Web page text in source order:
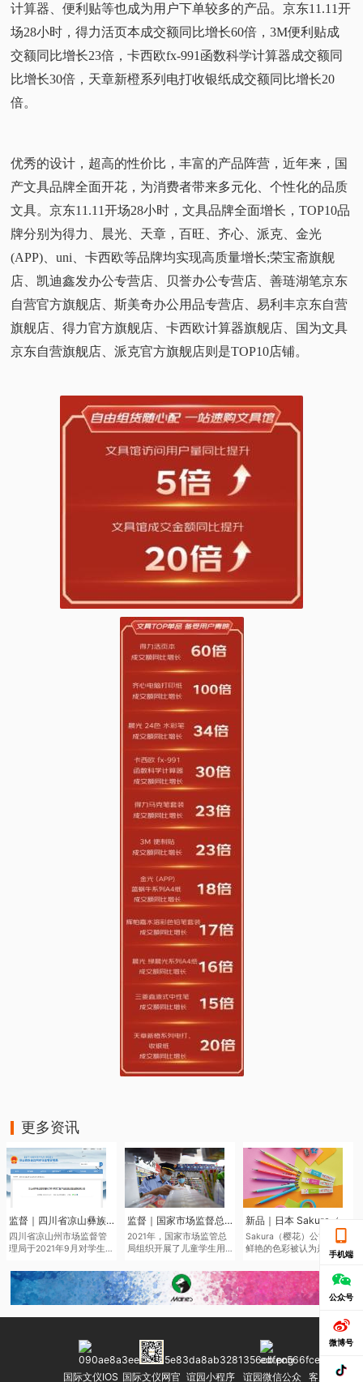
计算器、便利贴等也成为用户下单较多的产品。京东11.11开
场28小时，得力活页本成交额同比增长60倍，3M便利贴成
交额同比增长23倍，卡西欧fx-991函数科学计算器成交额同
比增长30倍，天章新橙系列电打收银纸成交额同比增长20
倍。
优秀的设计，超高的性价比，丰富的产品阵营，近年来，国
产文具品牌全面开花，为消费者带来多元化、个性化的品质
文具。京东11.11开场28小时，文具品牌全面增长，TOP10品
牌分别为得力、晨光、天章，百旺、齐心、派克、金光
(APP)、uni、卡西欧等品牌均实现高质量增长;荣宝斋旗舰
店、凯迪鑫发办公专营店、贝誉办公专营店、善琏湖笔京东
自营官方旗舰店、斯美奇办公用品专营店、易利丰京东自营
旗舰店、得力官方旗舰店、卡西欧计算器旗舰店、国为文具
京东自营旗舰店、派克官方旗舰店则是TOP10店铺。
更多资讯
监督｜四川省凉山彝族自治州市场监督管理局于近日发布了2021年第二批产品质量监督抽查结果
四川省凉山州市场监督管
理局于2021年9月对学生文
儿童学生用品开展质量监
督抽查545批次。其中，儿
童学生用品监督抽查307批
监督｜国家市场监督总局通报儿童学生用品产品2021年抽查情况
2021年，国家市场监管总
局组织开展了儿童学生用
查，共抽查了2050家企业
生产的2186批次儿童学生
用品，涉及玩具、童车、
头盔等7种产品。其中，学
生文具抽查不合格率
7.0%，主要涉及浙江省、
Sakura（樱花）公司鉴于
鲜艳的色彩被认为是2022
年的色彩趋势，该品牌现
在正在扩大其产品范围，
本次“Sakura Color
Products”新系列包括六种
和三种新的橡皮擦，每种
手机端
公众号
微博号
国际文仪IOS 国际文仪网官 谊园小程序 谊园微信公众 客服微信号